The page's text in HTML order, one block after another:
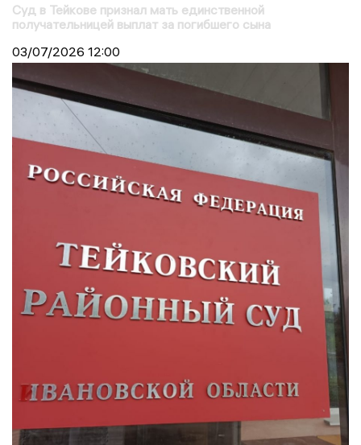
Суд в Тейкове признал мать единственной
получательницей выплат за погибшего сына
03/07/2026 12:00